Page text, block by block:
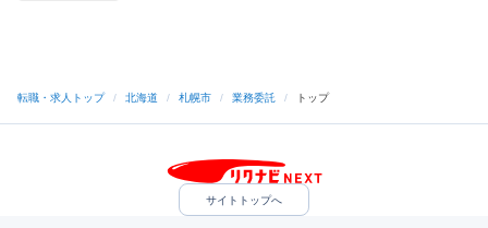
転職・求人トップ / 北海道 / 札幌市 / 業務委託 / トップ
サイトトップへ